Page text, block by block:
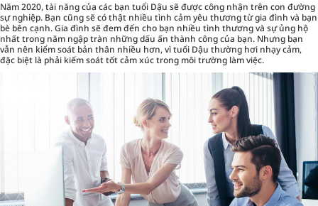
Năm 2020, tài năng của các bạn tuổi Dậu sẽ được công nhận trên con đường
sự nghiệp. Bạn cũng sẽ có thật nhiều tình cảm yêu thương từ gia đình và bạn
bè bên cạnh. Gia đình sẽ đem đến cho bạn nhiều tình thương và sự ủng hộ
nhất trong năm ngập tràn những dấu ấn thành công của bạn. Nhưng bạn
vẫn nên kiểm soát bản thân nhiều hơn, vì tuổi Dậu thường hơi nhạy cảm,
đặc biệt là phải kiếm soát tốt cảm xúc trong môi trường làm việc.